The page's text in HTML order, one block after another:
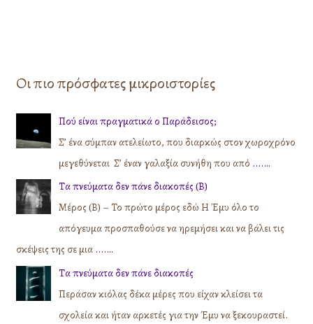
Οι πιο πρόσφατες μικροιστορίες
Πού είναι πραγματικά ο Παράδεισος;
Σ’ ένα σύμπαν ατελείωτο, που διαρκώς στον χωροχρόνο
μεγεθύνεται Σ’ έναν γαλαξία συνήθη που από ....…
Τα πνεύματα δεν πάνε διακοπές (Β)
Μέρος (Β) – Το πρώτο μέρος εδώ Η Έμυ όλο το
απόγευμα προσπαθούσε να ηρεμήσει και να βάλει τις
σκέψεις της σε μια ....…
Τα πνεύματα δεν πάνε διακοπές
Περάσαν κιόλας δέκα μέρες που είχαν κλείσει τα
σχολεία και ήταν αρκετές για την Έμυ να ξεκουραστεί.